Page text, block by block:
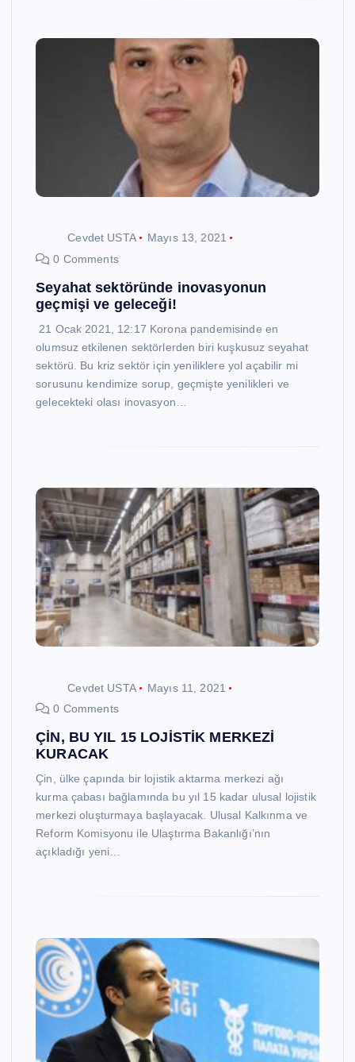
Cevdet USTA
Mayıs 13, 2021
0 Comments
Seyahat sektöründe inovasyonun
geçmişi ve geleceği!
21 Ocak 2021, 12:17 Korona pandemisinde en
olumsuz etkilenen sektörlerden biri kuşkusuz seyahat
sektörü. Bu kriz sektör için yeniliklere yol açabilir mi
sorusunu kendimize sorup, geçmişte yenilikleri ve
gelecekteki olası inovasyon…
Cevdet USTA
Mayıs 11, 2021
0 Comments
ÇİN, BU YIL 15 LOJİSTİK MERKEZİ
KURACAK
Çin, ülke çapında bir lojistik aktarma merkezi ağı
kurma çabası bağlamında bu yıl 15 kadar ulusal lojistik
merkezi oluşturmaya başlayacak. Ulusal Kalkınma ve
Reform Komisyonu ile Ulaştırma Bakanlığı’nın
açıkladığı yeni…